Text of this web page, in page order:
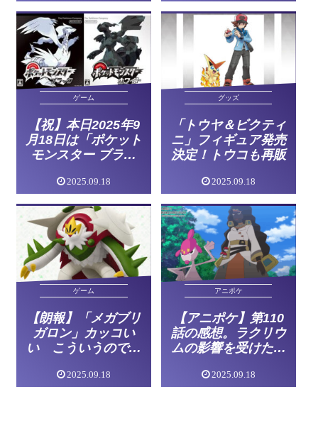
ゲーム
【祝】本日2025年9
月18日は「ポケット
モンスター ブラッ
年！【お祝いイラス
2025.09.18
グッズ
「トウヤ＆ビクティ
ニ」フィギュア発売
決定！トウコも再販
2025.09.18
ゲーム
【朗報】「メガブリ
ガロン」カッコい
い こういうので良
ンが来たな
2025.09.18
アニポケ
【アニポケ】第110
話の感想。ラクリウ
ムの影響を受けた六
2025.09.18